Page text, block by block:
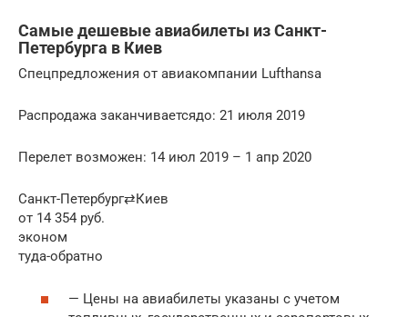
Самые дешевые авиабилеты из Санкт-
Петербурга в Киев
Спецпредложения от авиакомпании Lufthansa
Распродажа заканчиваетсядо: 21 июля 2019
Перелет возможен: 14 июл 2019 – 1 апр 2020
Санкт-Петербург⇄Киев
от 14 354 руб.
эконом
туда-обратно
— Цены на авиабилеты указаны с учетом